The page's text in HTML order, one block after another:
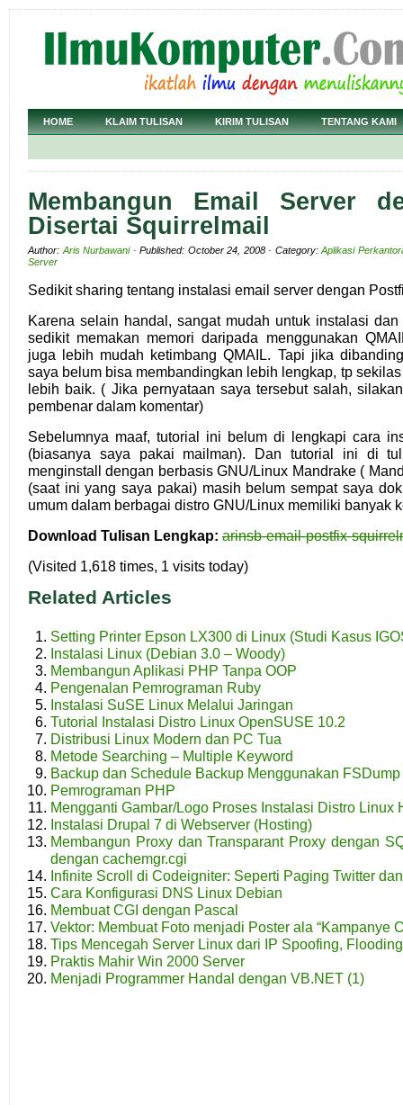
HOME KLAIM TULISAN KIRIM TULISAN TENTANG KAMI
Membangun Email Server
Disertai Squirrelmail
Author: Aris Nurbawani· Published: October 24, 2008 · Category: Aplikasi
Server
Sedikit sharing tentang instalasi email server dengan
Karena selain handal, sangat mudah untuk instalasi
sedikit memakan memori daripada menggunakan
juga lebih mudah ketimbang QMAIL. Tapi jika
saya belum bisa membandingkan lebih lengkap, tp
lebih baik. ( Jika pernyataan saya tersebut salah,
pembenar dalam komentar)
Sebelumnya maaf, tutorial ini belum di lengkapi cara
(biasanya saya pakai mailman). Dan tutorial ini di
menginstall dengan berbasis GNU/Linux Mandrake (
(saat ini yang saya pakai) masih belum sempat saya
umum dalam berbagai distro GNU/Linux memiliki banyak
Download Tulisan Lengkap: arinsb-email-postfix-
(Visited 1,618 times, 1 visits today)
Related Articles
Setting Printer Epson LX300 di Linux (Studi Kasus
Instalasi Linux (Debian 3.0 – Woody)
Membangun Aplikasi PHP Tanpa OOP
Pengenalan Pemrograman Ruby
Instalasi SuSE Linux Melalui Jaringan
Tutorial Instalasi Distro Linux OpenSUSE 10.2
Distribusi Linux Modern dan PC Tua
Metode Searching – Multiple Keyword
Backup dan Schedule Backup Menggunakan FSDump
Pemrograman PHP
Mengganti Gambar/Logo Proses Instalasi Distro Linux
Instalasi Drupal 7 di Webserver (Hosting)
Membangun Proxy dan Transparant Proxy dengan
dengan cachemgr.cgi
Infinite Scroll di Codeigniter: Seperti Paging Twitter
Cara Konfigurasi DNS Linux Debian
Membuat CGI dengan Pascal
Vektor: Membuat Foto menjadi Poster ala “Kampanye
Tips Mencegah Server Linux dari IP Spoofing,
Praktis Mahir Win 2000 Server
Menjadi Programmer Handal dengan VB.NET (1)